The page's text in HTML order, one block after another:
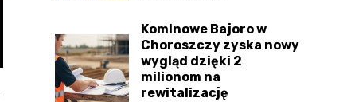
Kominowe Bajoro w
Choroszczy zyska nowy
wygląd dzięki 2
milionom na
rewitalizację